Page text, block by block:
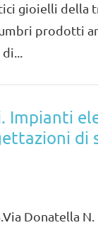
gioielli della
prodotti
Impianti
di
Donatella